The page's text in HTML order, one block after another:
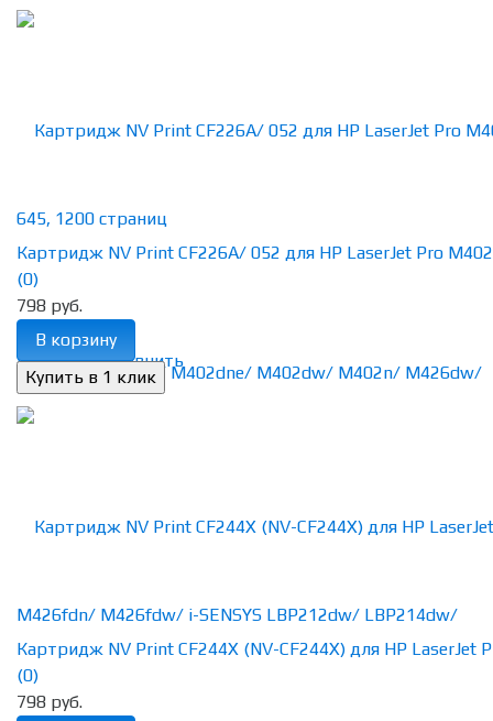
избранное сравнить
Картридж NV Print CF226A/ 052 для HP LaserJet Pro
(0)
798 руб.
В корзину
Картридж NV Print CF244X (NV-CF244X) для HP LaserJet
(0)
798 руб.